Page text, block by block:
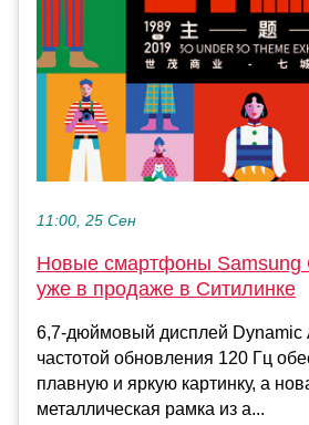
11:00, 25 Сен
Новые смартфоны Samsung
уже в продаже в Ситилинке
6,7-дюймовый дисплей Dynamic
частотой обновления 120 Гц
плавную и яркую картинку, а
металлическая рамка из а...